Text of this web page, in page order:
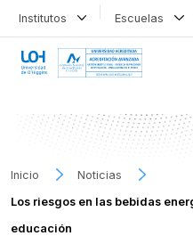
Institutos Escuelas
Inicio
Noticias
Los riesgos en las bebidas
educación